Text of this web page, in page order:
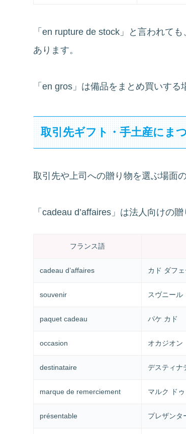
「en rupture de stock」と言われて
あります。
「en gros」は備品をまとめ買いす
取引先ギフト・手土産にま
取引先や上司への贈り物を選ぶ場面の
「cadeau d’affaires」は法人向けの
フランス語
cadeau d’affaires カド ダフ
souvenir スヴニール
paquet cadeau パケ カド
occasion オカジオン
destinataire デスティナ
marque de remerciement マルク ド
présentable プレザンタ